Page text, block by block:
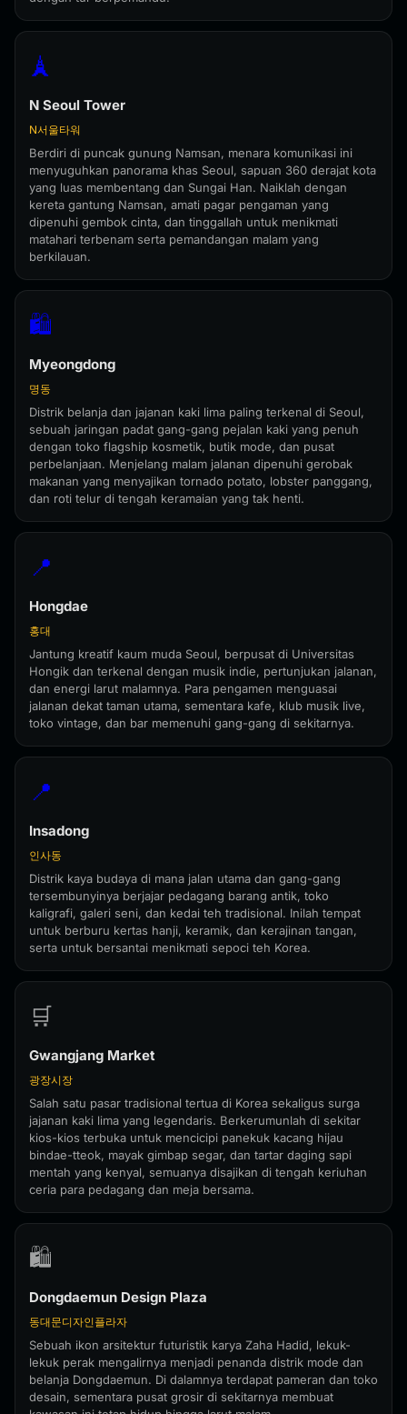
🗼
N Seoul Tower
N서울타워
Berdiri di puncak gunung Namsan, menara komunikasi ini
menyuguhkan panorama khas Seoul, sapuan 360 derajat kota
yang luas membentang dan Sungai Han. Naiklah dengan
kereta gantung Namsan, amati pagar pengaman yang
dipenuhi gembok cinta, dan tinggallah untuk menikmati
matahari terbenam serta pemandangan malam yang
berkilauan.
🛍️
Myeongdong
명동
Distrik belanja dan jajanan kaki lima paling terkenal di Seoul,
sebuah jaringan padat gang-gang pejalan kaki yang penuh
dengan toko flagship kosmetik, butik mode, dan pusat
perbelanjaan. Menjelang malam jalanan dipenuhi gerobak
makanan yang menyajikan tornado potato, lobster panggang,
dan roti telur di tengah keramaian yang tak henti.
📍
Hongdae
홍대
Jantung kreatif kaum muda Seoul, berpusat di Universitas
Hongik dan terkenal dengan musik indie, pertunjukan jalanan,
dan energi larut malamnya. Para pengamen menguasai
jalanan dekat taman utama, sementara kafe, klub musik live,
toko vintage, dan bar memenuhi gang-gang di sekitarnya.
📍
Insadong
인사동
Distrik kaya budaya di mana jalan utama dan gang-gang
tersembunyinya berjajar pedagang barang antik, toko
kaligrafi, galeri seni, dan kedai teh tradisional. Inilah tempat
untuk berburu kertas hanji, keramik, dan kerajinan tangan,
serta untuk bersantai menikmati sepoci teh Korea.
🛒
Gwangjang Market
광장시장
Salah satu pasar tradisional tertua di Korea sekaligus surga
jajanan kaki lima yang legendaris. Berkerumunlah di sekitar
kios-kios terbuka untuk mencicipi panekuk kacang hijau
bindae-tteok, mayak gimbap segar, dan tartar daging sapi
mentah yang kenyal, semuanya disajikan di tengah keriuhan
ceria para pedagang dan meja bersama.
🛍️
Dongdaemun Design Plaza
동대문디자인플라자
Sebuah ikon arsitektur futuristik karya Zaha Hadid, lekuk-
lekuk perak mengalirnya menjadi penanda distrik mode dan
belanja Dongdaemun. Di dalamnya terdapat pameran dan toko
desain, sementara pusat grosir di sekitarnya membuat